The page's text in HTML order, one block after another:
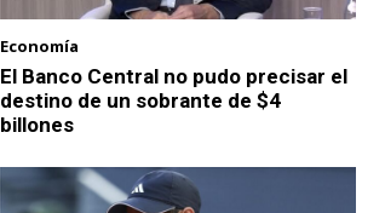
Economía
El Banco Central no pudo precisar el
destino de un sobrante de $4
billones